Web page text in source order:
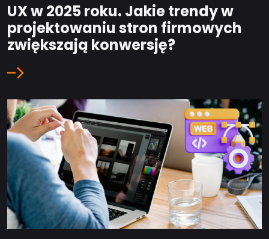
UX w 2025 roku. Jakie trendy w
projektowaniu stron firmowych
zwiększają konwersję?